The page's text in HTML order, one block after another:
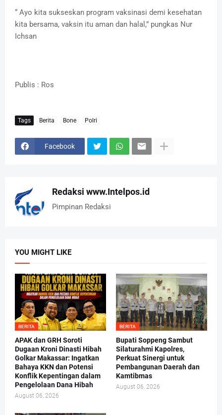
“ Ayo kita sukseskan program vaksinasi demi kesehatan
kita bersama, vaksin itu aman dan halal,” pungkas Nur
Ichsan
Publis : Ros
Tags Berita Bone Polri
Facebook
Redaksi www.Intelpos.id
Pimpinan Redaksi
YOU MIGHT LIKE
BERITA
APAK dan GRH Soroti
Dugaan Kroni Dinasti Hibah
Golkar Makassar: Ingatkan
Bahaya KKN dan Potensi
Konflik Kepentingan dalam
Pengelolaan Dana Hibah
August 06, 2026
BERITA
Bupati Soppeng Sambut
Silaturahmi Kapolres,
Perkuat Sinergi untuk
Pembangunan Daerah dan
Kamtibmas
August 06, 2026